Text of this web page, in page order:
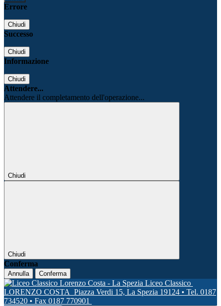
Errore
Chiudi
Successo
Chiudi
Informazione
Chiudi
Attendere...
Attendere il completamento dell'operazione...
Chiudi
Chiudi
Conferma
Annulla Conferma
Liceo Classico
LORENZO COSTA Piazza Verdi 15, La Spezia 19124 • Tel. 0187
734520 • Fax 0187 770901